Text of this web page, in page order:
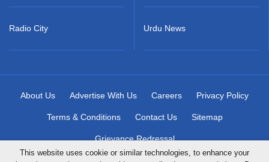
Radio City Urdu News
About Us Advertise With Us Careers Privacy Policy
Terms & Conditions Contact Us Sitemap
Grievance Redressal
This website uses cookie or similar technologies, to enhance your